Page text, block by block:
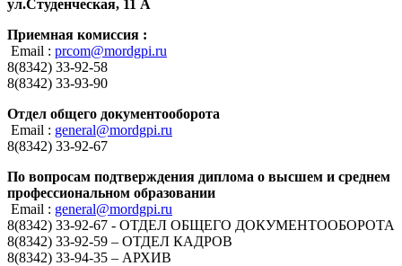
ул.Студенческая, 11 А
Приемная комиссия :
Email : prcom@mordgpi.ru
8(8342) 33-92-58
8(8342) 33-93-90
Отдел общего документооборота
Email : general@mordgpi.ru
8(8342) 33-92-67
По вопросам подтверждения диплома о высшем и среднем
профессиональном образовании
Email : general@mordgpi.ru
8(8342) 33-92-67 - ОТДЕЛ ОБЩЕГО ДОКУМЕНТООБОРОТА
8(8342) 33-92-59 – ОТДЕЛ КАДРОВ
8(8342) 33-94-35 – АРХИВ